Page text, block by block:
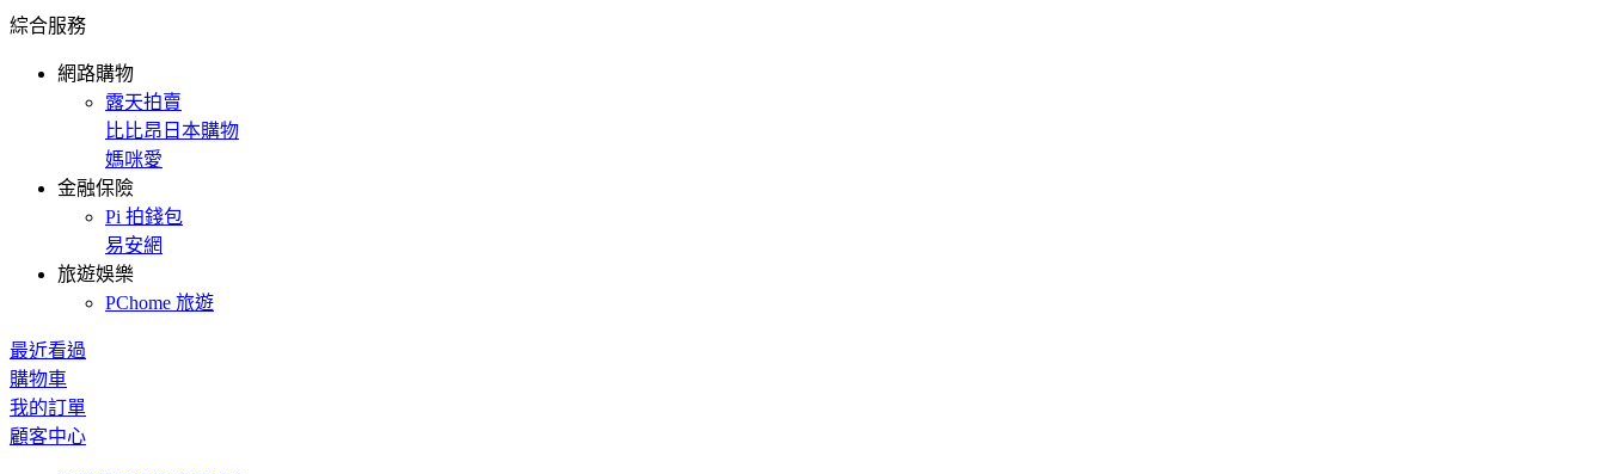
綜合服務
網路購物
露天拍賣
比比昂日本購物
媽咪愛
金融保險
Pi 拍錢包
易安網
旅遊娛樂
PChome 旅遊
最近看過
購物車
我的訂單
顧客中心